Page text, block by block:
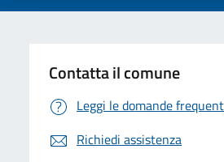
Contatta il comune
Leggi le domande
Richiedi assistenza